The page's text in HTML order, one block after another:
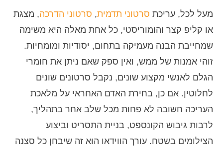
מעל לכל, עריכת סרטוני תדמית, סרטוני הדרכה, מצגת
או קליפ קצר והומוריסטי, כל אחת מאלה היא משימה
שמחייבת הבנה מעמיקה בתחום, יסודיות ומומחיות.
זוהי אמנות של ממש, ואין ספק שאם ניתן את חומרי
הגלם לאנשי מקצוע שונים, נקבל סרטונים שונים
לחלוטין. אם כן, בחירת האדם האחראי על מלאכת
העריכה חשובה לא פחות מכל שלב אחר בתהליך,
לרבות גיבוש הקונספט, בניית התסריט וביצוע
הצילומים בשטח. עורך הווידאו הוא זה שיבחן כל סצנה